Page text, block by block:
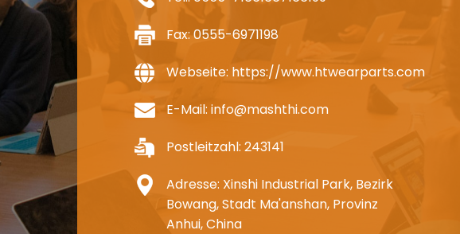
Fax: 0555-6971198
Webseite: https://www.htwearparts.com
E-Mail: info@mashthi.com
Postleitzahl: 243141
Adresse: Xinshi Industrial Park, Bezirk
Bowang, Stadt Ma'anshan, Provinz
Anhui, China